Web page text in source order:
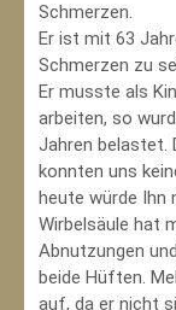
Schmerzen.
Er ist mit 63
Schmerzen zu
Er musste als
arbeiten, so
Jahren belastet.
konnten uns
heute würde Ihn
Wirbelsäule hat
Abnutzungen
beide Hüften.
auf, da er nicht